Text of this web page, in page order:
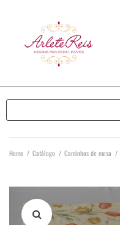
Home / Catálogo / Caminhos de mesa /